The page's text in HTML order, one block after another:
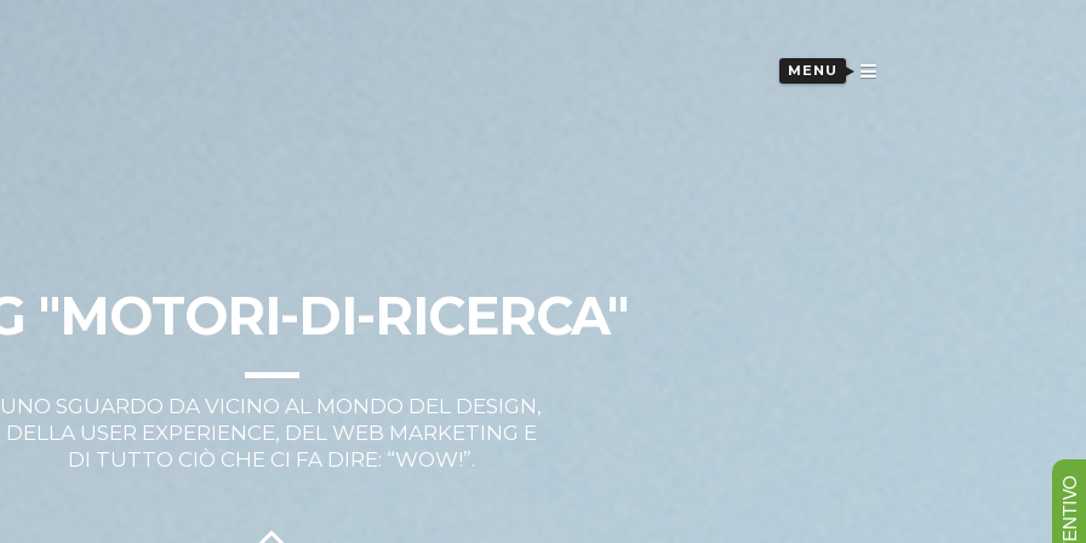
MENU
"MOTORI-DI-RICERCA"
UNO SGUARDO DA VICINO AL MONDO DEL DESIGN,
DELLA USER EXPERIENCE, DEL WEB MARKETING E
DI TUTTO CIÒ CHE CI FA DIRE: “WOW!”.